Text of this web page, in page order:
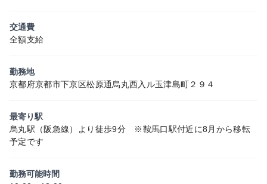
交通費
全額支給
勤務地
京都府京都市下京区松原通烏丸西入ル玉津島町２９４
最寄り駅
烏丸駅（阪急線）より徒歩9分 ※鞍馬口駅付近に8月から移転
予定です
勤務可能時間